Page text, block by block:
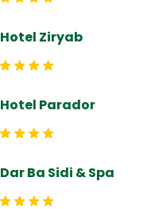
Hotel Ziryab
Hotel Parador
Dar Ba Sidi & Spa